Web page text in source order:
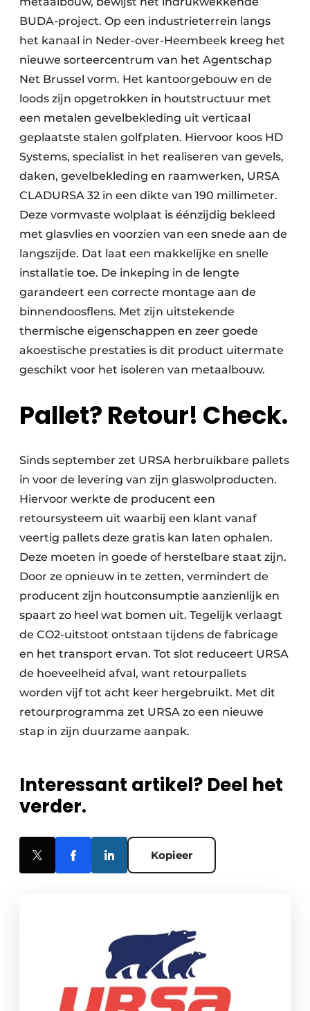
BUDA-project. Op een industrieterrein langs
het kanaal in Neder-over-Heembeek kreeg het
nieuwe sorteercentrum van het Agentschap
Net Brussel vorm. Het kantoorgebouw en de
loods zijn opgetrokken in houtstructuur met
een metalen gevelbekleding uit verticaal
geplaatste stalen golfplaten. Hiervoor koos HD
Systems, specialist in het realiseren van gevels,
daken, gevelbekleding en raamwerken, URSA
CLADURSA 32 in een dikte van 190 millimeter.
Deze vormvaste wolplaat is éénzijdig bekleed
met glasvlies en voorzien van een snede aan de
langszijde. Dat laat een makkelijke en snelle
installatie toe. De inkeping in de lengte
garandeert een correcte montage aan de
binnendoosflens. Met zijn uitstekende
thermische eigenschappen en zeer goede
akoestische prestaties is dit product uitermate
geschikt voor het isoleren van metaalbouw.
Pallet? Retour! Check.
Sinds september zet URSA herbruikbare pallets
in voor de levering van zijn glaswolproducten.
Hiervoor werkte de producent een
retoursysteem uit waarbij een klant vanaf
veertig pallets deze gratis kan laten ophalen.
Deze moeten in goede of herstelbare staat zijn.
Door ze opnieuw in te zetten, vermindert de
producent zijn houtconsumptie aanzienlijk en
spaart zo heel wat bomen uit. Tegelijk verlaagt
de CO2-uitstoot ontstaan tijdens de fabricage
en het transport ervan. Tot slot reduceert URSA
de hoeveelheid afval, want retourpallets
worden vijf tot acht keer hergebruikt. Met dit
retourprogramma zet URSA zo een nieuwe
stap in zijn duurzame aanpak.
Interessant artikel? Deel het
verder.
Kopieer